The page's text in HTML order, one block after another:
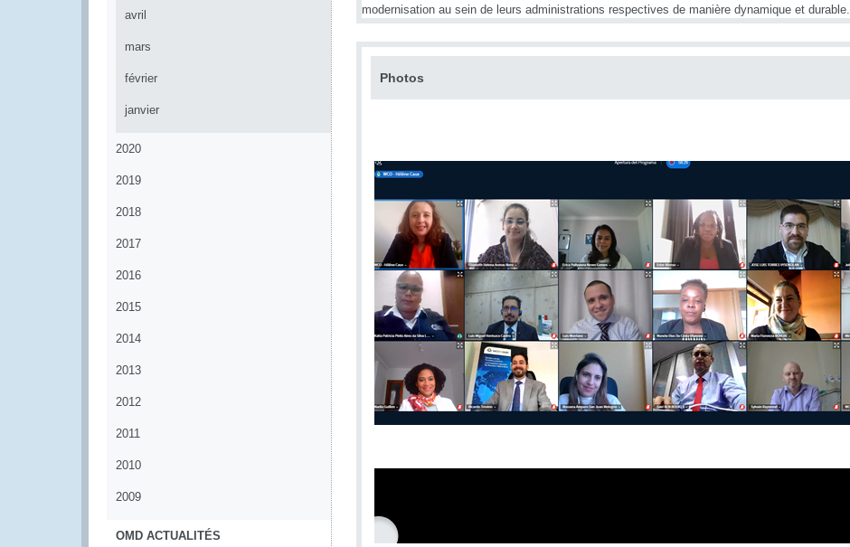
avril
mars
février
janvier
2020
2019
2018
2017
2016
2015
2014
2013
2012
2011
2010
2009
OMD ACTUALITÉS
modernisation au sein de leurs administrations respectives de manière dynamique et durable.
Photos